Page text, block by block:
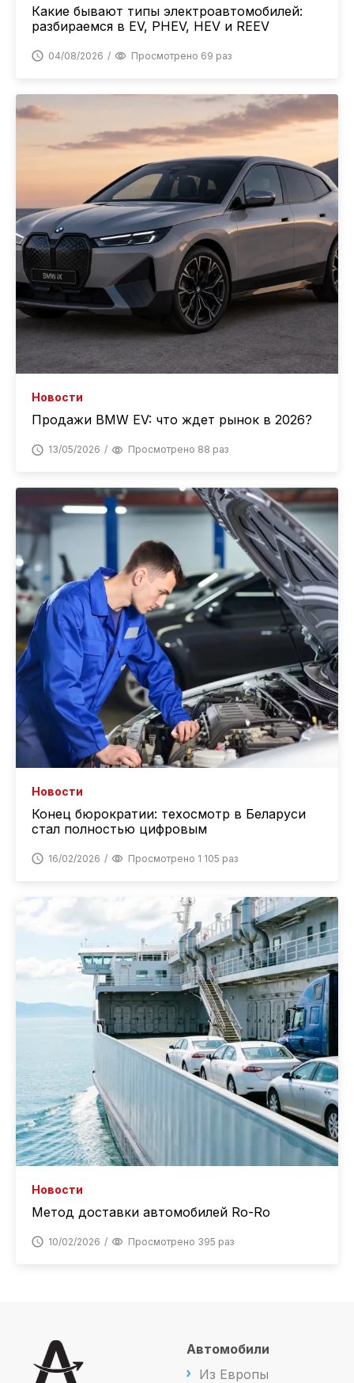
Какие бывают типы электроавтомобилей:
разбираемся в EV, PHEV, HEV и REEV
04/08/2026 Просмотрено 69 раз
Новости
Продажи BMW EV: что ждет рынок в 2026?
13/05/2026 Просмотрено 88 раз
Новости
Конец бюрократии: техосмотр в Беларуси
стал полностью цифровым
16/02/2026 Просмотрено 1 105 раз
Новости
Метод доставки автомобилей Ro-Ro
10/02/2026 Просмотрено 395 раз
Автомобили
Из Европы